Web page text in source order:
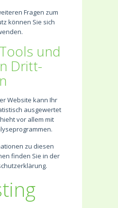
Fragen zum
können Sie sich
und
Dritt­
Website kann Ihr
ausgewertet
vor allem mit
zu diesen
finden Sie in der